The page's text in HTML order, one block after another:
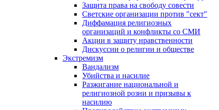
Защита права на свободу совести
Светские организации против "сект"
Диффамация религиозных
организаций и конфликты со СМИ
Акции в защиту нравственности
Дискуссии о религии и обществе
Экстремизм
Вандализм
Убийства и насилие
Разжигание национальной и
религиозной розни и призывы к
насилию